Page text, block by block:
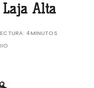
Laja Alta
4MINUTOS